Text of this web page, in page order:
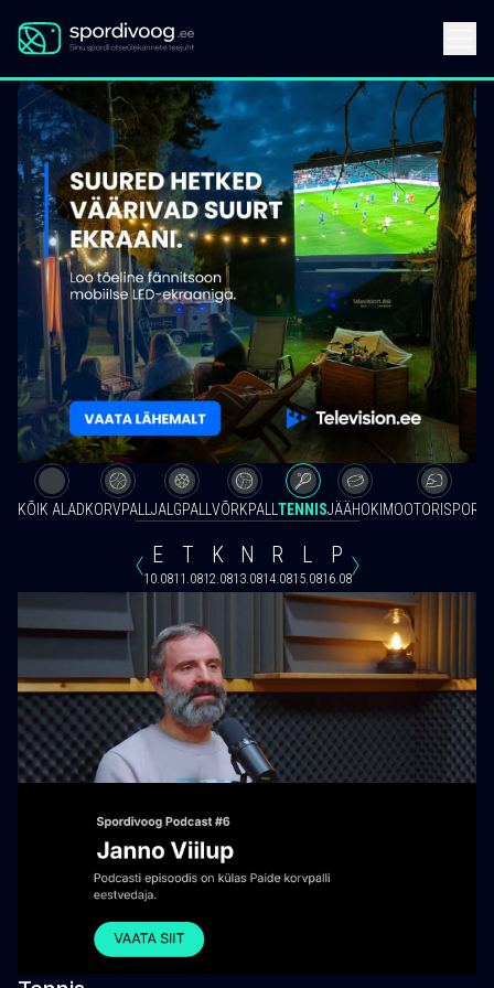
KÕIK ALADKORVPALL JALGPALL VÕRKPALL TENNISJÄÄHOKI MOOTORISPORT
E
10.08
T
11.08
K
12.08
N
13.08
R
14.08
L
15.08
P
16.08